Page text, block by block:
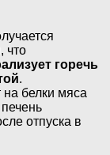
что
горечь
.
белки мяса
отпуска в